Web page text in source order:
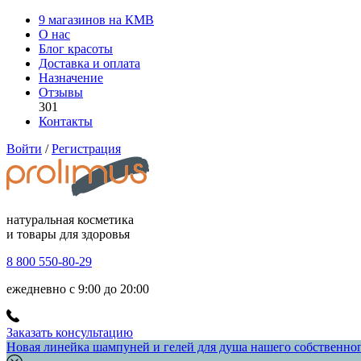
9 магазинов на КМВ
О нас
Блог красоты
Доставка и оплата
Назначение
Отзывы
301
Контакты
Войти / Регистрация
натуральная косметика
и товары для здоровья
8 800 550-80-29
ежедневно с 9:00 до 20:00
Заказать консультацию
Новая линейка шампуней и гелей для душа нашего